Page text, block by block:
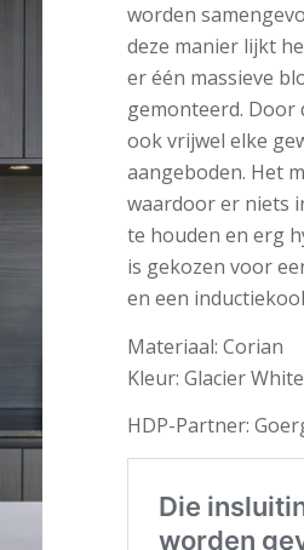
worden
deze manier lijkt
er één massieve
gemonteerd. Door
ook vrijwel elke
aangeboden. Het
waardoor er niets
te houden en erg
is gekozen voor
en een
Materiaal: Corian
Kleur: Glacier White
HDP-Partner: